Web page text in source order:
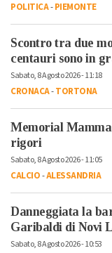
POLITICA-PIEMONTE
Scontro tra due
centauri sono in
Sabato, 8 Agosto 2026 - 11:18
CRONACA-TORTONA
Memorial
rigori
Sabato, 8 Agosto 2026 - 11:05
CALCIO-ALESSANDRIA
Danneggiata la
Garibaldi di Novi
Sabato, 8 Agosto 2026 - 10:53